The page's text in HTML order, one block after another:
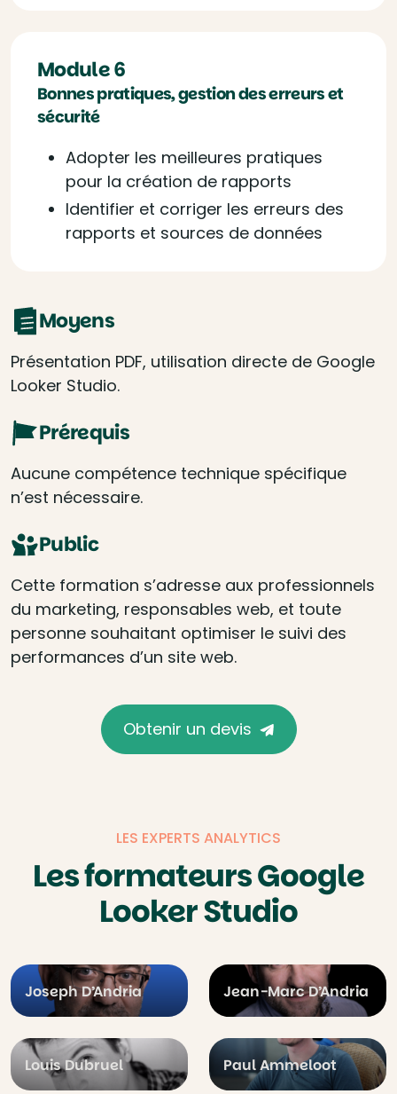
Module 6
Bonnes pratiques, gestion des erreurs et
sécurité
Adopter les meilleures pratiques
pour la création de rapports
Identifier et corriger les erreurs des
rapports et sources de données
Moyens
Présentation PDF, utilisation directe de Google
Looker Studio.
Prérequis
Aucune compétence technique spécifique
n’est nécessaire.
Public
Cette formation s’adresse aux professionnels
du marketing, responsables web, et toute
personne souhaitant optimiser le suivi des
performances d’un site web.
Obtenir un devis
LES EXPERTS ANALYTICS
Les formateurs Google
Looker Studio
Joseph D’Andria Jean-Marc D’Andria
Louis Dubruel Paul Ammeloot